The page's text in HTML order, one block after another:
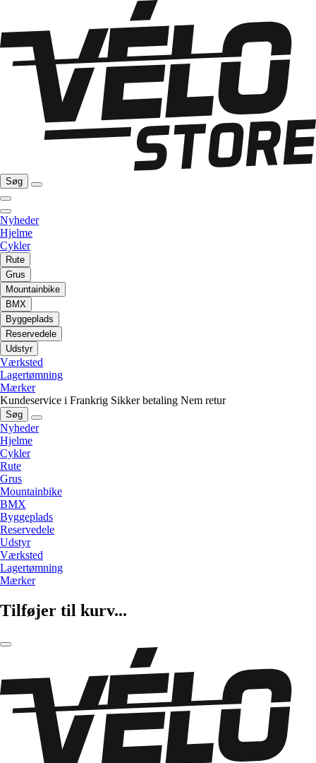
Søg
Nyheder
Hjelme
Cykler
Rute
Grus
Mountainbike
BMX
Byggeplads
Reservedele
Udstyr
Værksted
Lagertømning
Mærker
Kundeservice i Frankrig Sikker betaling Nem retur
Søg
Nyheder
Hjelme
Cykler
Rute
Grus
Mountainbike
BMX
Byggeplads
Reservedele
Udstyr
Værksted
Lagertømning
Mærker
Tilføjer til kurv...